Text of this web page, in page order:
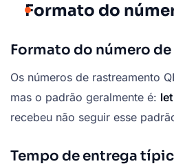
Formato do
Formato do número
Os números de rastreamento
mas o padrão geralmente é:
recebeu não seguir esse
Tempo de entrega